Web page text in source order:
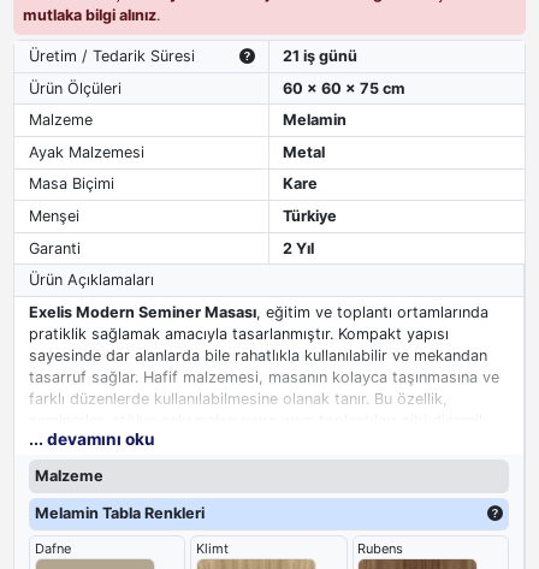
mutlaka bilgi alınız.
Üretim / Tedarik Süresi
21 iş günü
Ürün Ölçüleri
60 x 60 x 75 cm
Malzeme
Melamin
Ayak Malzemesi
Metal
Masa Biçimi
Kare
Menşei
Türkiye
Garanti
2 Yıl
Ürün Açıklamaları
Exelis Modern Seminer Masası, eğitim ve toplantı ortamlarında
pratiklik sağlamak amacıyla tasarlanmıştır. Kompakt yapısı
sayesinde dar alanlarda bile rahatlıkla kullanılabilir ve mekandan
tasarruf sağlar. Hafif malzemesi, masanın kolayca taşınmasına ve
farklı düzenlerde kullanılabilmesine olanak tanır. Bu özellik,
etkinlikler için idealdir.
güvenli ve stabil bir kullanım sunar.
... devamını oku
Malzeme
Melamin Tabla Renkleri
Dafne Klimt Rubens